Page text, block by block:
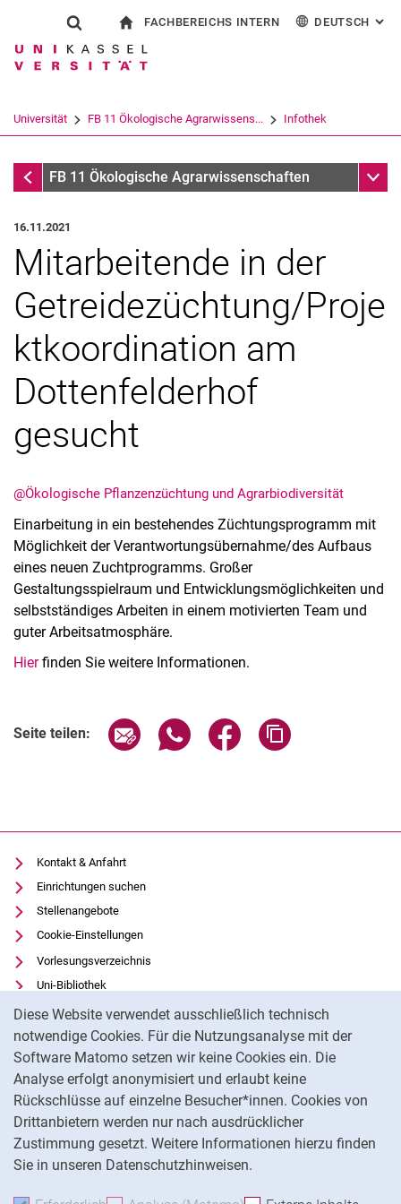
Springe direkt zu: Inhalt
Springe direkt zu: Suche
Springe direkt zu:
Diese Website verwendet ausschließlich technisch
notwendige Cookies. Für die Nutzungsanalyse mit der
Software Matomo setzen wir keine Cookies ein. Die
Analyse erfolgt anonymisiert und erlaubt keine
Rückschlüsse auf einzelne Besucher*innen. Cookies von
Drittanbietern werden nur nach ausdrücklicher
Zustimmung gesetzt. Weitere Informationen hierzu finden
Sie in unseren Datenschutzhinweisen.
Suchformular
Suchbegriff
Suchen (öffnet externen Link in einem
FACHBEREICHS INTERN DEUTSCH :
Universität FB 11 Ökologische Agrarwissens... Infothek
InfothekFB 11 Ökologische Agrarwissenschaften
Medienbeiträge
Jahresberichte
Absolvent:innen-Jahrgänge
Abgeschlossene Promotionen
Witzenhausen und der Kolonialismus
16.11.2021
Mitarbeitende in der
Getreidezüchtung/Proje
ktkoordination am
Dottenfelderhof
gesucht
@Ökologische Pflanzenzüchtung und Agrarbiodiversität
Einarbeitung in ein bestehendes Züchtungsprogramm mit
Möglichkeit der Verantwortungsübernahme/des Aufbaus
eines neuen Zuchtprogramms. Großer
Gestaltungsspielraum und Entwicklungsmöglichkeiten und
selbstständiges Arbeiten in einem motivierten Team und
guter Arbeitsatmosphäre.
Hierfinden Sie weitere Informationen.
Seite teilen: Seite über E-Mail teilen
Seite über WhatsApp teilen
Seite über Facebook
Kontakt & Anfahrt
Einrichtungen suchen
Stellenangebote
Cookie-Einstellungen
Vorlesungsverzeichnis
Uni-Bibliothek
Moodle
Panopto
Datenschutz
Barrierefreiheit
Transparenter KI-Einsatz